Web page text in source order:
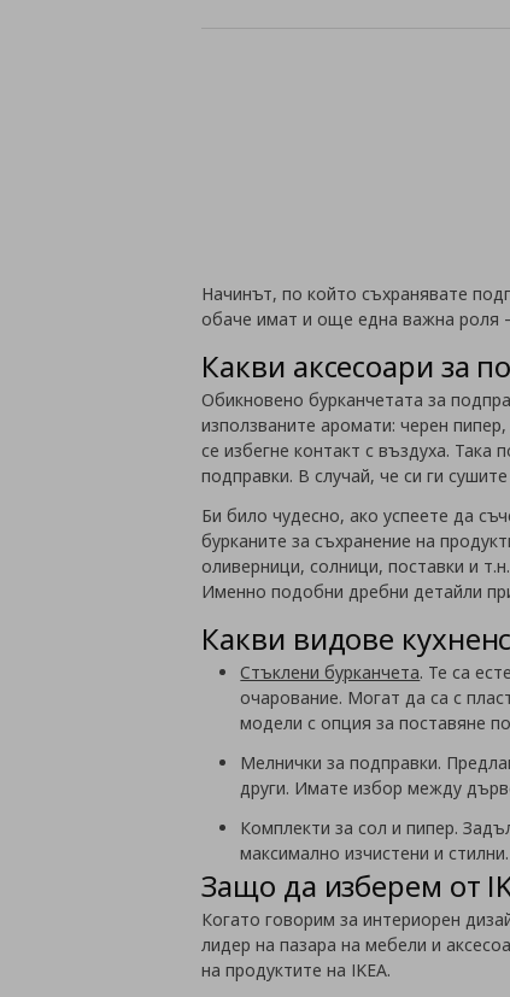
Начинът, по който съхранявате
обаче имат и още една важна роля
Какви аксесоари за
Обикновено бурканчетата за
използваните аромати: черен
се избегне контакт с въздуха.
подправки. В случай, че си ги
Би било чудесно, ако успеете да
бурканите за съхранение на
оливерници, солници, поставки и
Именно подобни дребни детайли
Какви видове
Стъклени бурканчета. Те са
очарование. Могат да са с
модели с опция за поставяне
Мелнички за подправки.
други. Имате избор между
Комплекти за сол и пипер.
максимално изчистени и стилни.
Защо да изберем от
Когато говорим за интериорен
лидер на пазара на мебели и
на продуктите на IKEA.